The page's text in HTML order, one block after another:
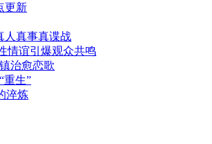
更新
人真事真谍战
情谊引爆观众共鸣
治愈恋歌
重生”
淬炼